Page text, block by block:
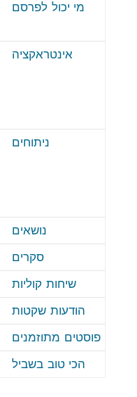
מי יכול לפרסם
אינטראקציה
ניתוחים
נושאים
סקרים
שיחות קוליות
הודעות שקטות
פוסטים מתוזמנים
הכי טוב בשביל